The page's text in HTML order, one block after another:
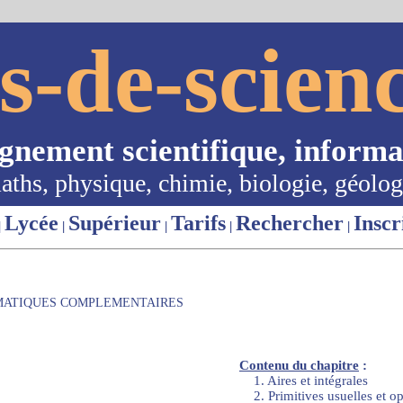
de-
scientifique,
physique, chimie, biologie,
Lycée | Supérieur | Tarifs | Rechercher |
COMPLEMENTAIRES
Contenu du chapitre :
1. Aires et intégrales
2. Primitives usuelles et